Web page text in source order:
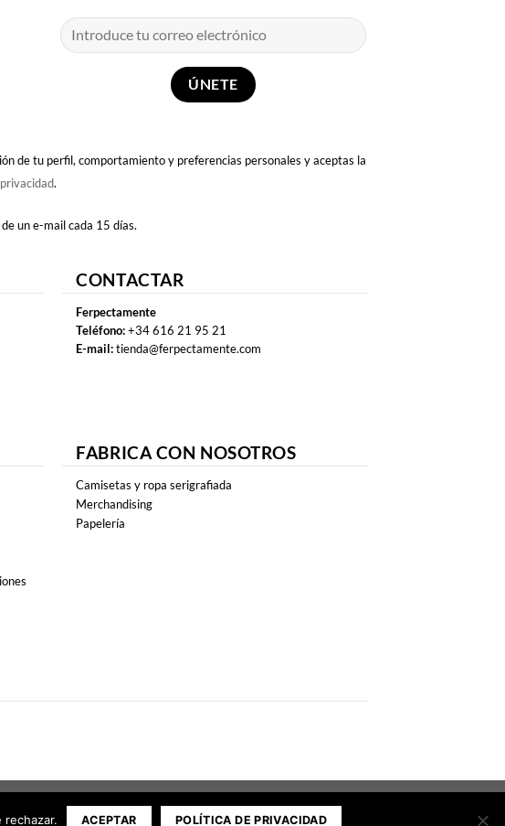
de tu perfil, comportamiento y preferencias personales y aceptas la
.
un e-mail cada 15 días.
CONTACTAR
Ferpectamente
Teléfono:+34 616 21 95 21
E-mail:tienda@ferpectamente.com
FABRICA CON NOSOTROS
Camisetas y ropa serigrafiada
Merchandising
Papelería
ACEPTAR POLÍTICA DE PRIVACIDAD